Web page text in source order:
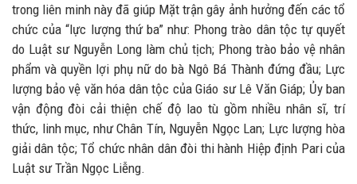
trong liên minh này đã giúp Mặt trận gây ảnh hưởng đến các tổ
chức của “lực lượng thứ ba” như: Phong trào dân tộc tự quyết
do Luật sư Nguyễn Long làm chủ tịch; Phong trào bảo vệ nhân
phẩm và quyền lợi phụ nữ do bà Ngô Bá Thành đứng đầu; Lực
lượng bảo vệ văn hóa dân tộc của Giáo sư Lê Văn Giáp; Ủy ban
vận động đòi cải thiện chế độ lao tù gồm nhiều nhân sĩ, trí
thức, linh mục, như Chân Tín, Nguyễn Ngọc Lan; Lực lượng hòa
giải dân tộc; Tổ chức nhân dân đòi thi hành Hiệp định Pari của
Luật sư Trần Ngọc Liễng.